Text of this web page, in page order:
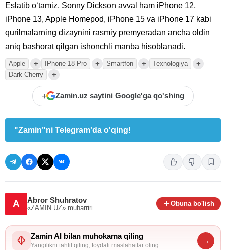
Eslatib oʻtamiz, Sonny Dickson avval ham iPhone 12,
iPhone 13, Apple Homepod, iPhone 15 va iPhone 17 kabi
qurilmalarning dizaynini rasmiy premyeradan ancha oldin
aniq bashorat qilgan ishonchli manba hisoblanadi.
Apple + IPhone 18 Pro + Smartfon + Texnologiya +
Dark Cherry +
+ Zamin.uz saytini Google'ga qo'shing
"Zamin"ni Telegram'da o'qing!
A Abror Shuhratov
«ZAMIN.UZ» muharriri
Obuna bo'lish
Zamin AI bilan muhokama qiling
Yangilikni tahlil qiling, foydali maslahatlar oling
→